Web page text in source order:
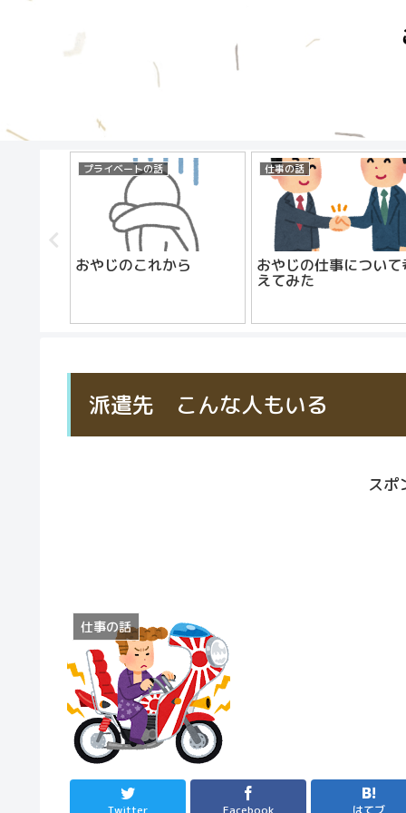
プライベートの話
おやじのこれから
仕事の話
おやじの仕事について
えてみた
派遣先 こんな人もいる
スポ
仕事の話
Twitter Facebook はてブ